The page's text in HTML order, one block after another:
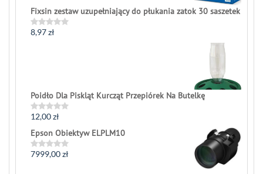
Fixsin zestaw uzupełniający do płukania zatok 30 saszetek
Rated
8,97zł
Poidło Dla Piskląt Kurcząt Przepiórek Na Butelkę
Rated
out
of
5
12,00zł
Epson Obiektyw ELPLM10
Rated
7999,00zł